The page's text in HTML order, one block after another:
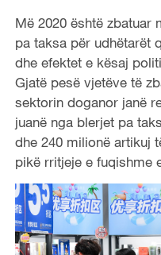
Më 2020 është zbatuar
pa taksa për udhëtarët
dhe efektet e kësaj
Gjatë pesë vjetëve të
sektorin doganor janë
juanë nga blerjet pa
dhe 240 milionë artikuj
pikë rritjeje e fuqishme